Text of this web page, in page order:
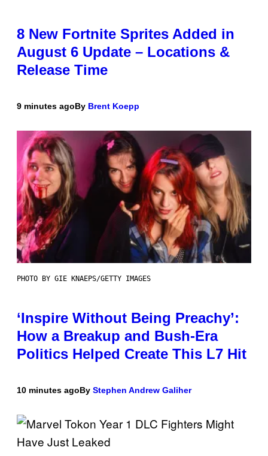
8 New Fortnite Sprites Added in
August 6 Update – Locations &
Release Time
9 minutes agoBy Brent Koepp
PHOTO BY GIE KNAEPS/GETTY IMAGES
‘Inspire Without Being Preachy’:
How a Breakup and Bush-Era
Politics Helped Create This L7 Hit
10 minutes agoBy Stephen Andrew Galiher